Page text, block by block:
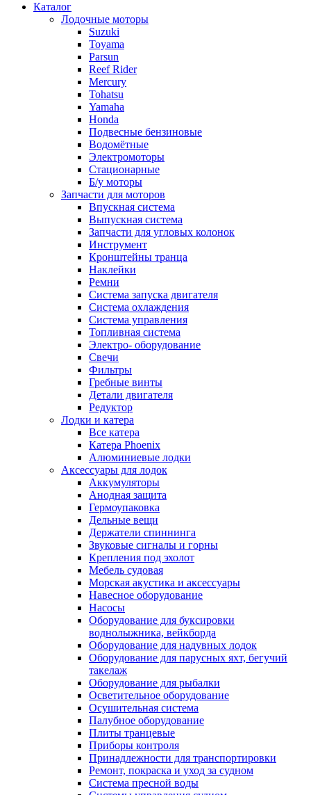
Каталог
Лодочные моторы
Suzuki
Toyama
Parsun
Reef Rider
Mercury
Tohatsu
Yamaha
Honda
Подвесные бензиновые
Водомётные
Электромоторы
Стационарные
Б/у моторы
Запчасти для моторов
Впускная система
Выпускная система
Запчасти для угловых колонок
Инструмент
Кронштейны транца
Наклейки
Ремни
Система запуска двигателя
Система охлаждения
Система управления
Топливная система
Электро- оборудование
Свечи
Фильтры
Гребные винты
Детали двигателя
Редуктор
Лодки и катера
Все катера
Катера Phoenix
Алюминиевые лодки
Аксессуары для лодок
Аккумуляторы
Анодная защита
Гермоупаковка
Дельные вещи
Держатели спиннинга
Звуковые сигналы и горны
Крепления под эхолот
Мебель судовая
Морская акустика и аксессуары
Навесное оборудование
Насосы
Оборудование для буксировки
воднолыжника, вейкборда
Оборудование для надувных лодок
Оборудование для парусных яхт, бегучий
такелаж
Оборудование для рыбалки
Осветительное оборудование
Осушительная система
Палубное оборудование
Плиты транцевые
Приборы контроля
Принадлежности для транспортировки
Ремонт, покраска и уход за судном
Система пресной воды